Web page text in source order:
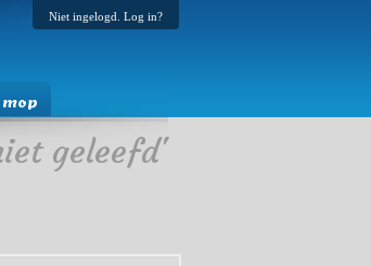
Niet ingelogd. Log in?
geleefd'